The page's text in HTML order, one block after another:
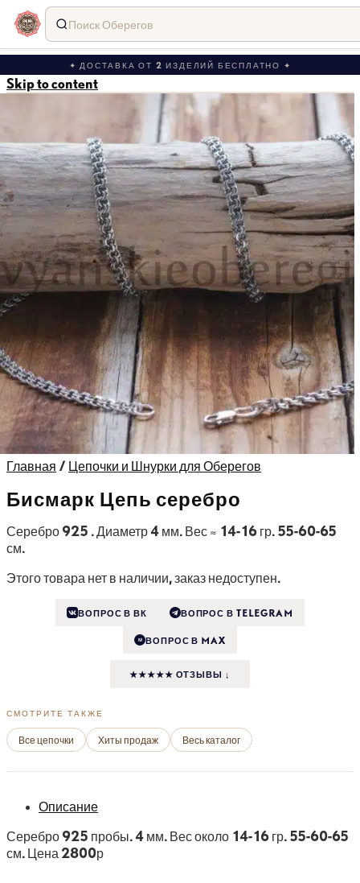
✦ ДОСТАВКА ОТ 2 ИЗДЕЛИЙ БЕСПЛАТНО ✦
Skip to content
Главная / Цепочки и Шнурки для Оберегов
Бисмарк Цепь серебро
Серебро 925 . Диаметр 4 мм. Вес ≈ 14-16 гр. 55-60-65
см.
Этого товара нет в наличии, заказ недоступен.
ВОПРОС В ВК ВОПРОС В TELEGRAM
M ВОПРОС В MAX
★★★★★ ОТЗЫВЫ ↓
СМОТРИТЕ ТАКЖЕ
Все цепочки Хиты продаж Весь каталог
Описание
Серебро 925 пробы. 4 мм. Вес около 14-16 гр. 55-60-65
см. Цена 2800р
Поиск Оберегов